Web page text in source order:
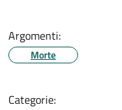
Argomenti:
Morte
Categorie: